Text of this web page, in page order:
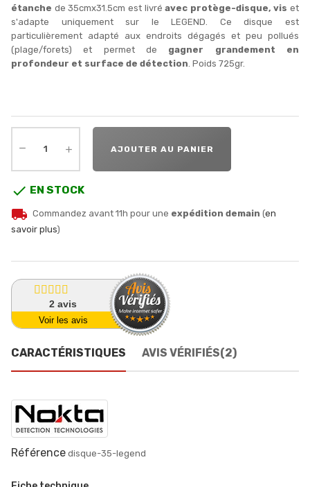
étanche de 35cmx31.5cm est livréavec protège-disque, vis et
s'adapte uniquement sur le LEGEND. Ce disque est
particulièrement adapté aux endroits dégagés et peu pollués
(plage/forets) et permet de gagner grandement en
profondeur et surface de détection . Poids 725gr.
AJOUTER AU PANIER
 EN STOCK
local_shipping Commandez avant 11h pour une expédition demain (en
savoir plus)
2avis
Voir les avis
CARACTÉRISTIQUES AVIS VÉRIFIÉS(2)
Référence disque-35-legend